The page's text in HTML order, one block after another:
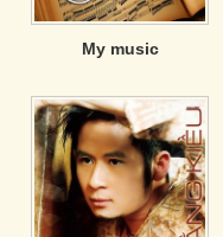
My music